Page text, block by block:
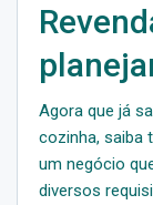
Agora que já
cozinha, saiba
um negócio
diversos